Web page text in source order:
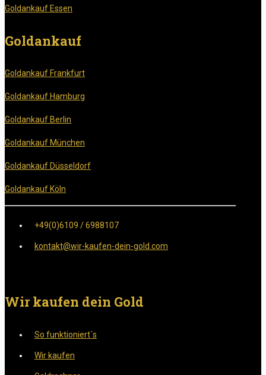
Goldankauf Essen
Goldankauf
Goldankauf Frankfurt
Goldankauf Hamburg
Goldankauf Berlin
Goldankauf München
Goldankauf Düsseldorf
Goldankauf Köln
+49(0)6109 / 6988107
kontakt@wir-kaufen-dein-gold.com
Wir kaufen dein Gold
So funktioniert´s
Wir kaufen